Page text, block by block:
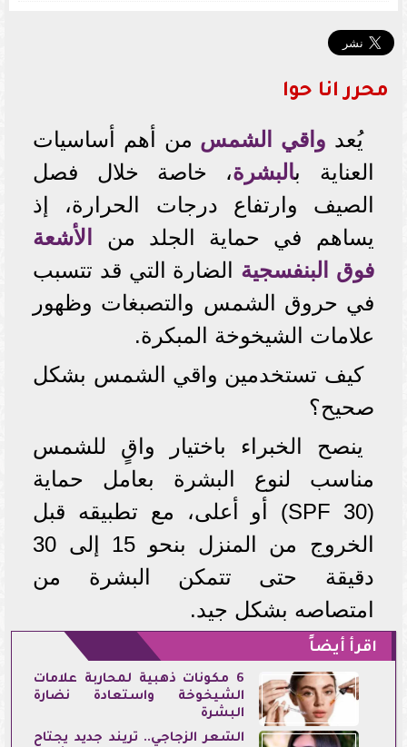
محرر انا حوا
يُعد واقي الشمس من أهم أساسيات
العناية بالبشرة، خاصة خلال فصل
الصيف وارتفاع درجات الحرارة، إذ
يساهم في حماية الجلد من
الأشعة
فوق البنفسجية الضارة التي قد تتسبب
في حروق الشمس والتصبغات وظهور
علامات الشيخوخة المبكرة.
كيف تستخدمين واقي الشمس بشكل
صحيح؟
ينصح الخبراء باختيار واقٍ للشمس
مناسب لنوع البشرة بعامل حماية
(SPF 30) أو أعلى، مع تطبيقه قبل
الخروج من المنزل بنحو 15 إلى 30
دقيقة حتى تتمكن البشرة من
امتصاصه بشكل جيد.
اقرأ أيضاً
6 مكونات ذهبية لمحاربة علامات
الشيخوخة واستعادة نضارة
البشرة
الشعر الزجاجي.. تريند جديد يجتاح